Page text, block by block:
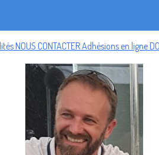
NOUS CONTACTERAdhésions en ligne